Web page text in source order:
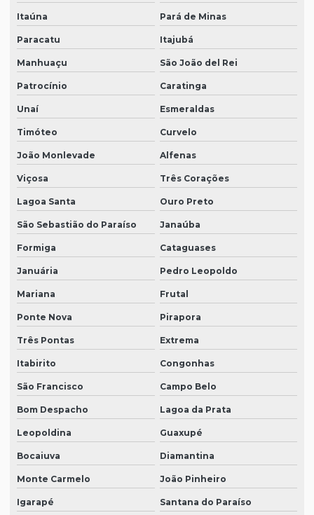
Itaúna Pará de Minas
Paracatu Itajubá
Manhuaçu São João del Rei
Patrocínio Caratinga
Unaí Esmeraldas
Timóteo Curvelo
João Monlevade Alfenas
Viçosa Três Corações
Lagoa Santa Ouro Preto
São Sebastião do Paraíso Janaúba
Formiga Cataguases
Januária Pedro Leopoldo
Mariana Frutal
Ponte Nova Pirapora
Três Pontas Extrema
Itabirito Congonhas
São Francisco Campo Belo
Bom Despacho Lagoa da Prata
Leopoldina Guaxupé
Bocaiuva Diamantina
Monte Carmelo João Pinheiro
Igarapé Santana do Paraíso